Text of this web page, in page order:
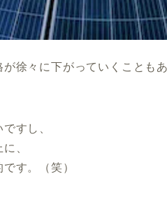
徐々に下がっていくことも
すし、
、
す。（笑）